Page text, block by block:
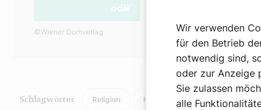
©Wiener Domverlag
Schlagwörter Religion History Papst
Wir verwenden
für den Betrieb
notwendig sind,
oder zur Anzeige
Sie zulassen
alle